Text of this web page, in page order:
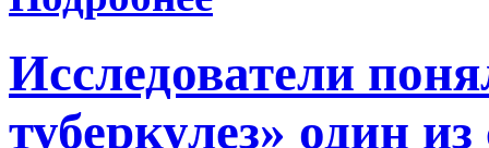
Исследователи
туберкулез» один